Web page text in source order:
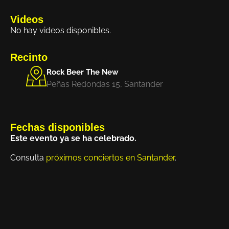
Videos
No hay videos disponibles.
Recinto
Rock Beer The New
Peñas Redondas 15, Santander
Fechas disponibles
Este evento ya se ha celebrado.
Consulta próximos conciertos en Santander.